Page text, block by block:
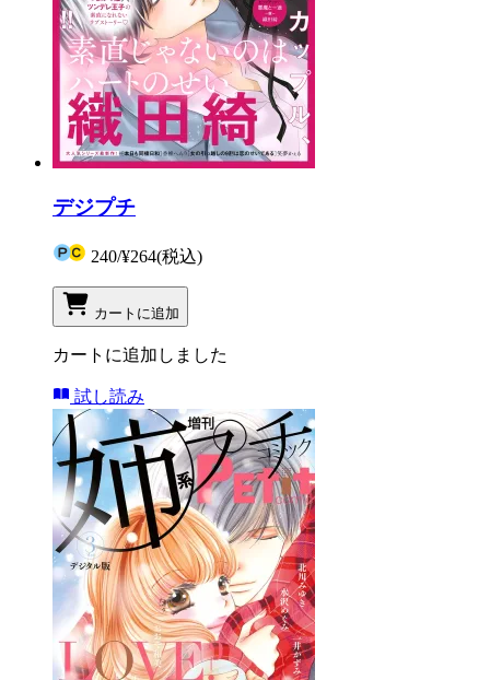
デジプチ
240/¥264(税込)
カートに追加
カートに追加しました
試し読み